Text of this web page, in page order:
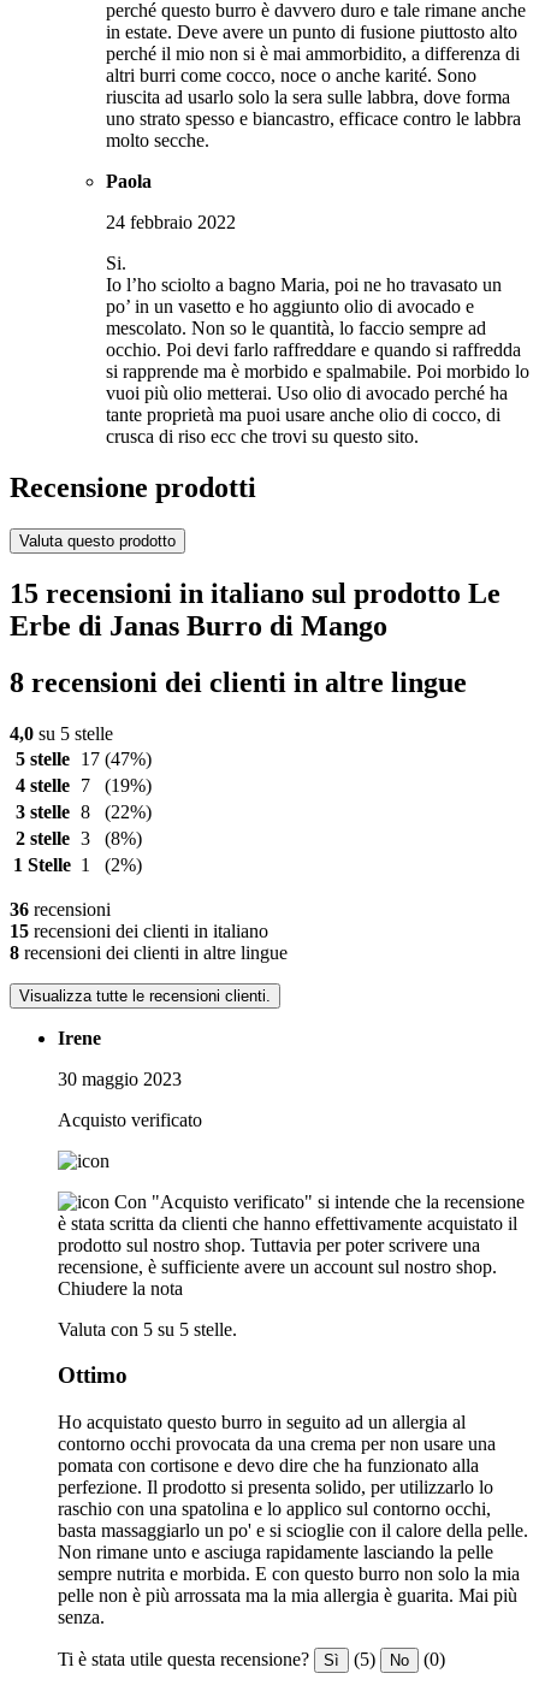
perché questo burro è davvero duro e tale rimane anche
in estate. Deve avere un punto di fusione piuttosto alto
perché il mio non si è mai ammorbidito, a differenza di
altri burri come cocco, noce o anche karité. Sono
riuscita ad usarlo solo la sera sulle labbra, dove forma
uno strato spesso e biancastro, efficace contro le labbra
molto secche.
Paola
24 febbraio 2022
Si.
Io l’ho sciolto a bagno Maria, poi ne ho travasato un
po’ in un vasetto e ho aggiunto olio di avocado e
mescolato. Non so le quantità, lo faccio sempre ad
occhio. Poi devi farlo raffreddare e quando si raffredda
si rapprende ma è morbido e spalmabile. Poi morbido lo
vuoi più olio metterai. Uso olio di avocado perché ha
tante proprietà ma puoi usare anche olio di cocco, di
crusca di riso ecc che trovi su questo sito.
Recensione prodotti
Valuta questo prodotto
15 recensioni in italiano sul prodotto Le
Erbe di Janas Burro di Mango
8 recensioni dei clienti in altre lingue
4,0 su 5 stelle
5 stelle
17 (47%)
4 stelle
7
(19%)
3 stelle 8
(22%)
2 stelle 3
(8%)
1 Stelle 1 (2%)
36 recensioni
15 recensioni dei clienti in italiano
8 recensioni dei clienti in altre lingue
Visualizza tutte le recensioni clienti.
Irene
30 maggio 2023
Acquisto verificato
Con "Acquisto verificato" si intende che la recensione
è stata scritta da clienti che hanno effettivamente acquistato il
prodotto sul nostro shop. Tuttavia per poter scrivere una
recensione, è sufficiente avere un account sul nostro shop.
Chiudere la nota
Valuta con 5 su 5 stelle.
Ottimo
Ho acquistato questo burro in seguito ad un allergia al
contorno occhi provocata da una crema per non usare una
pomata con cortisone e devo dire che ha funzionato alla
perfezione. Il prodotto si presenta solido, per utilizzarlo lo
raschio con una spatolina e lo applico sul contorno occhi,
basta massaggiarlo un po' e si scioglie con il calore della pelle.
Non rimane unto e asciuga rapidamente lasciando la pelle
sempre nutrita e morbida. E con questo burro non solo la mia
pelle non è più arrossata ma la mia allergia è guarita. Mai più
senza.
Ti è stata utile questa recensione? Sì (5) No (0)